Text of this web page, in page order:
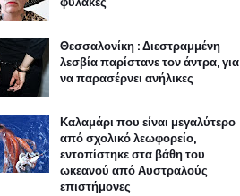
Θεσσαλονίκη : Διεστραμμένη
λεσβία παρίστανε τον άντρα, για
να παρασέρνει ανήλικες
Καλαμάρι που είναι μεγαλύτερο
από σχολικό λεωφορείο,
εντοπίστηκε στα βάθη του
ωκεανού από Αυστραλούς
επιστήμονες